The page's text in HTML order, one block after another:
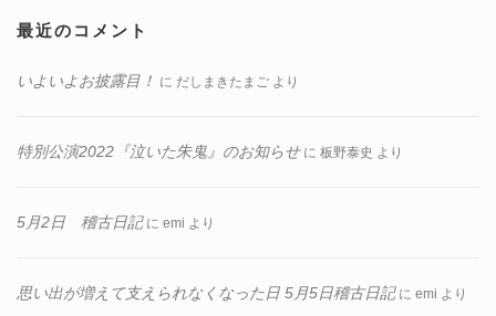
最近のコメント
いよいよお披露目！ に だしまきたまご より
特別公演2022『泣いた朱鬼』のお知らせに 板野泰史 より
5月2日 稽古日記に emi より
思い出が増えて支えられなくなった日 5月5日稽古日記に emi より